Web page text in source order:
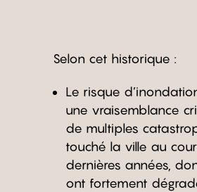
Selon cet historique :
Le risque
une vraisemblance
de multiples
touché la ville au
dernières années,
ont fortement